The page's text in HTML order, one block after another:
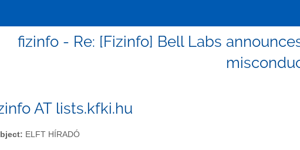
fizinfo - Re: [Fizinfo] Bell Labs
AT lists.kfki.hu
ELFT HÍRADÓ